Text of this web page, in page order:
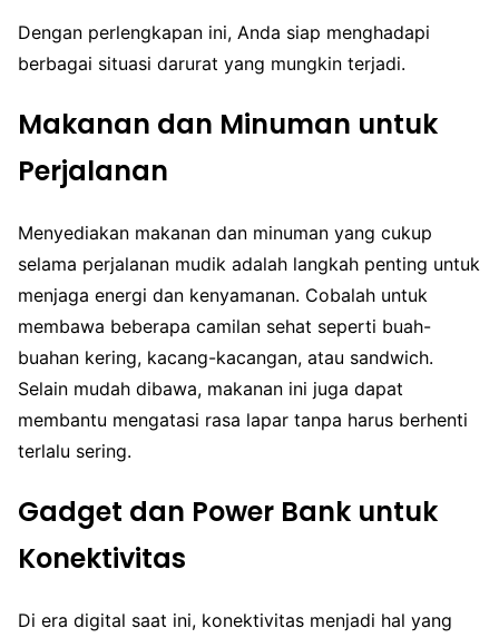
Dengan perlengkapan ini, Anda siap menghadapi
berbagai situasi darurat yang mungkin terjadi.
Makanan dan Minuman untuk
Perjalanan
Menyediakan makanan dan minuman yang cukup
selama perjalanan mudik adalah langkah penting untuk
menjaga energi dan kenyamanan. Cobalah untuk
membawa beberapa camilan sehat seperti buah-
buahan kering, kacang-kacangan, atau sandwich.
Selain mudah dibawa, makanan ini juga dapat
membantu mengatasi rasa lapar tanpa harus berhenti
terlalu sering.
Gadget dan Power Bank untuk
Konektivitas
Di era digital saat ini, konektivitas menjadi hal yang